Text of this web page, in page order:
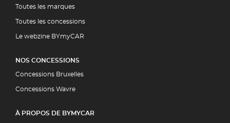
Toutes les marques
Toutes les concessions
Le webzine BYmyCAR
NOS CONCESSIONS
Concessions Bruxelles
Concessions Wavre
À PROPOS DE BYMYCAR